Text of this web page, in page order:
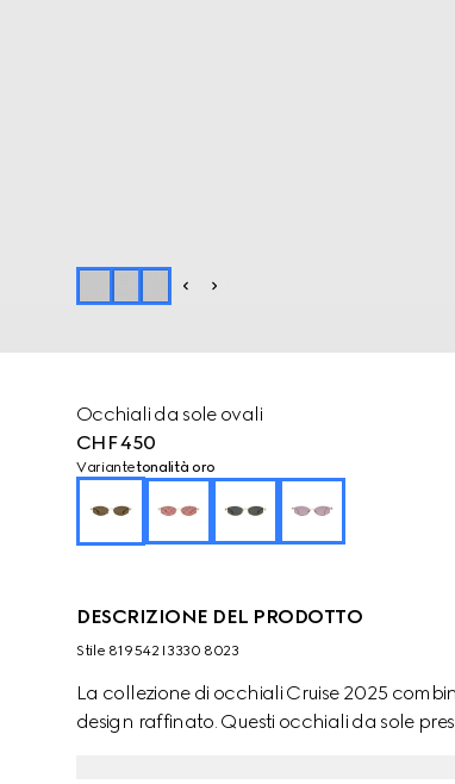
Occhiali da sole ovali
CHF 450
Variantetonalità oro
DESCRIZIONE DEL PRODOTTO
Stile ‎819542 I3330 8023
La collezione di occhiali Cruise 2025
design raffinato. Questi occhiali da sole